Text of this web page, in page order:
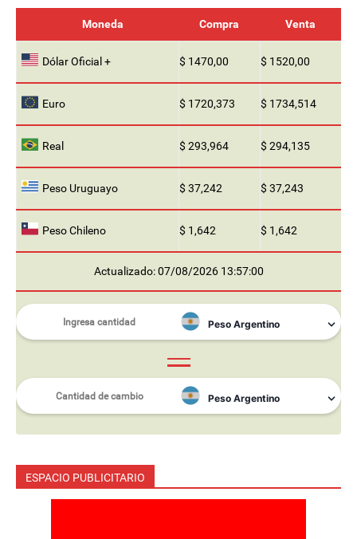
Moneda Compra Venta
Dólar Oficial + $ 1470,00 $ 1520,00
Euro $ 1720,373 $ 1734,514
Real $ 293,964 $ 294,135
Peso Uruguayo $ 37,242 $ 37,243
Peso Chileno $ 1,642 $ 1,642
Actualizado: 07/08/2026 13:57:00
ESPACIO PUBLICITARIO